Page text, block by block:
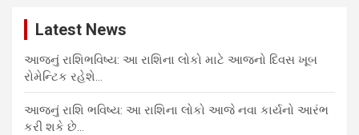
Latest News
આજનું રાશિભવિષ્ય: આ રાશિના લોકો માટે આજનો દિવસ ખૂબ
રોમેન્ટિક રહેશે…
આજનું રાશિ ભવિષ્ય: આ રાશિના લોકો આજે નવા કાર્યનો આરંભ
કરી શકે છે…